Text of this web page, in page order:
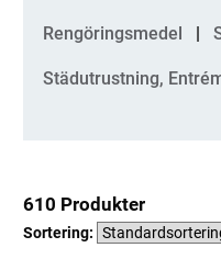
Rengöringsmedel
Städutrustning,
610 Produkter
Sortering: